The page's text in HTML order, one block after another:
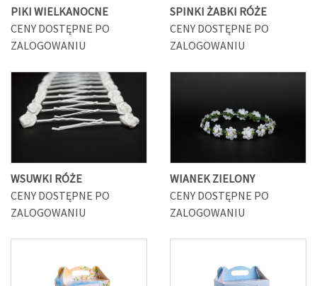
PIKI WIELKANOCNE
CENY DOSTĘPNE PO
ZALOGOWANIU
SPINKI ŻABKI RÓŻE
CENY DOSTĘPNE PO
ZALOGOWANIU
WSUWKI RÓŻE
CENY DOSTĘPNE PO
ZALOGOWANIU
WIANEK ZIELONY
CENY DOSTĘPNE PO
ZALOGOWANIU